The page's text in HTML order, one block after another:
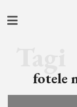
fotele